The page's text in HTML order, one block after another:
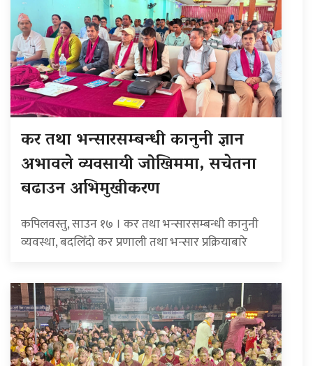
कर तथा भन्सारसम्बन्धी कानुनी ज्ञान
अभावले व्यवसायी जोखिममा, सचेतना
बढाउन अभिमुखीकरण
कपिलवस्तु, साउन १७ । कर तथा भन्सारसम्बन्धी कानुनी
व्यवस्था, बदलिँदो कर प्रणाली तथा भन्सार प्रक्रियाबारे